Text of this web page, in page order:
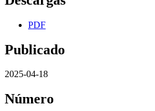
PDF
Publicado
2025-04-18
Número